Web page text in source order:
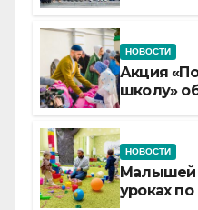
НОВОСТИ
Акция
школу»
НОВОСТИ
Малышей
уроках